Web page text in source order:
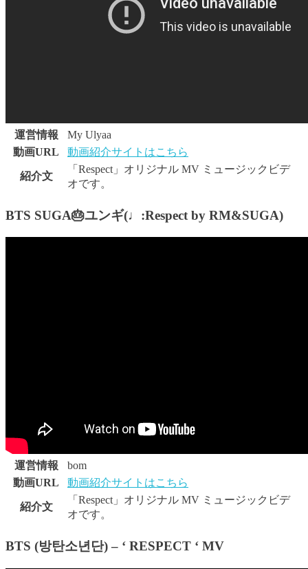
運営情報
My Ulyaa
動画URL
動画紹介サイトはこちら
紹介文
「Respect」オリジナル MV ミュージックビデ
オです。
BTS SUGA🎂ユンギ(♩:Respect by RM&SUGA)
運営情報
bom
動画URL
動画紹介サイトはこちら
紹介文
「Respect」オリジナル MV ミュージックビデ
オです。
BTS (방탄소년단) – ‘ RESPECT ‘ MV